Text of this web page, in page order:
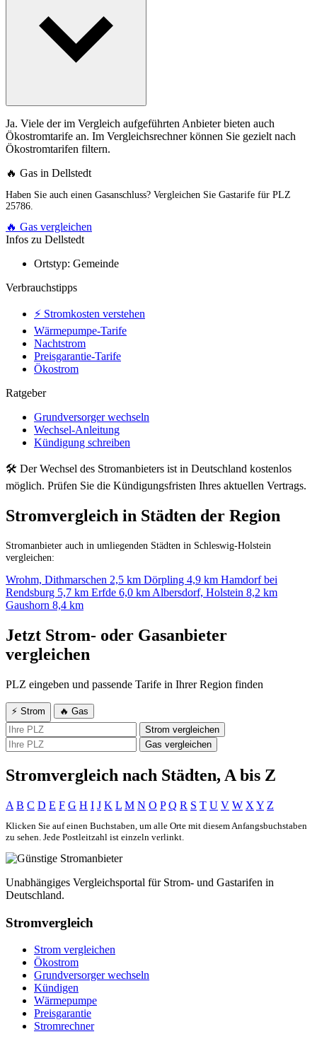
Ja. Viele der im Vergleich aufgeführten Anbieter bieten auch
Ökostromtarife an. Im Vergleichsrechner können Sie gezielt nach
Ökostromtarifen filtern.
🔥 Gas in Dellstedt
Haben Sie auch einen Gasanschluss? Vergleichen Sie Gastarife für PLZ
25786.
🔥 Gas vergleichen
Infos zu Dellstedt
Ortstyp: Gemeinde
Verbrauchstipps
⚡ Stromkosten verstehen
Wärmepumpe-Tarife
Nachtstrom
Preisgarantie-Tarife
Ökostrom
Ratgeber
Grundversorger wechseln
Wechsel-Anleitung
Kündigung schreiben
🛠 Der Wechsel des Stromanbieters ist in Deutschland kostenlos
möglich. Prüfen Sie die Kündigungsfristen Ihres aktuellen Vertrags.
Stromvergleich in Städten der Region
Stromanbieter auch in umliegenden Städten in Schleswig-Holstein
vergleichen:
Wrohm, Dithmarschen 2,5 km Dörpling 4,9 km Hamdorf bei
Rendsburg 5,7 km Erfde 6,0 km Albersdorf, Holstein 8,2 km
Gaushorn 8,4 km
Jetzt Strom- oder Gasanbieter
vergleichen
PLZ eingeben und passende Tarife in Ihrer Region finden
⚡ Strom
🔥 Gas
Strom vergleichen
Gas vergleichen
Stromvergleich nach Städten, A bis Z
A B C D E F G H I J K L M N O P Q R S T U V W X Y Z
Klicken Sie auf einen Buchstaben, um alle Orte mit diesem Anfangsbuchstaben
zu sehen. Jede Postleitzahl ist einzeln verlinkt.
Unabhängiges Vergleichsportal für Strom- und Gastarifen in
Deutschland.
Stromvergleich
Strom vergleichen
Ökostrom
Grundversorger wechseln
Kündigen
Wärmepumpe
Preisgarantie
Stromrechner